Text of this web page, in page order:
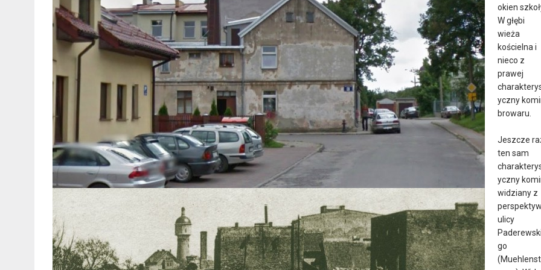
okien
W głębi
wieża
kościelna i
nieco z
prawej
yczny
browaru.
Jeszcze
ten sam
yczny
widziany z
ulicy
go